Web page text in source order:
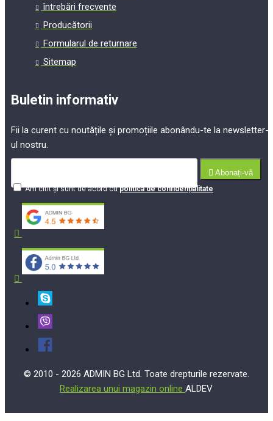
întrebări frecvente
Producătorii
Formularul de returnare
Sitemap
Buletin informativ
Fii la curent cu noutățile și promoțiile abonându-te la newsletter-
ul nostru.
Abonați-vă
Am citit şi sunt de acord cupolitica de confidențialitate
© 2010 - 2026 ADMIN BG Ltd. Toate drepturile rezervate.
Realizarea unui magazin onlineALDEV